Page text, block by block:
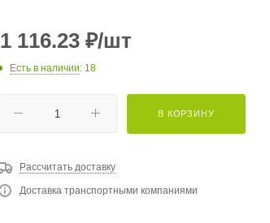
1 116.23 ₽/шт
Есть в наличии: 18
В КОРЗИНУ
Рассчитать доставку
Доставка транспортными компаниями